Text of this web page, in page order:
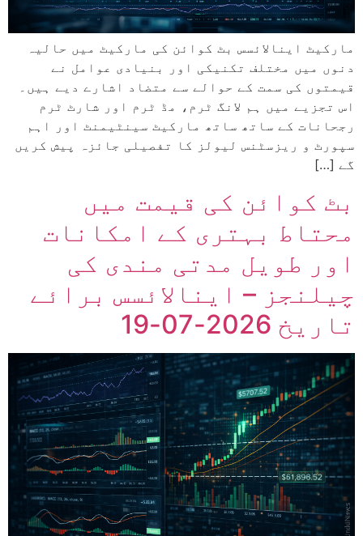
مارکیٹ اینالائسس بٹ کوائن کی مارکیٹ میں حالیہ
دنوں میں مختلف تکنیکی اور بنیادی عوامل نے
قیمتوں کی سمت کے حوالے سے متضاد اشارے دیے ہیں۔
اس تجزیے میں ہم لانگ ٹرم، مڈ ٹرم اور شارٹ ٹرم
رجحانات کے ساتھ ساتھ مارکیٹ سینٹیمنٹ اور اہم
سپورٹ و ریزسٹنس لیولز کا تفصیلی جائزہ پیش کریں
گے […]
بٹ کوائن کی قیمت میں
محتاط بہتری کے امکانات
اور طویل مدتی مندی کی
چیلنجز – اینالائسس برائے
تاریخ 2026-07-19